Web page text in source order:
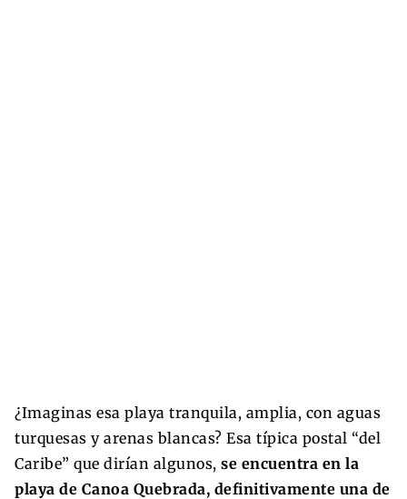
¿Imaginas esa playa tranquila, amplia, con aguas
turquesas y arenas blancas? Esa típica postal “del
Caribe” que dirían algunos, se encuentra en la
playa de Canoa Quebrada, definitivamente una de